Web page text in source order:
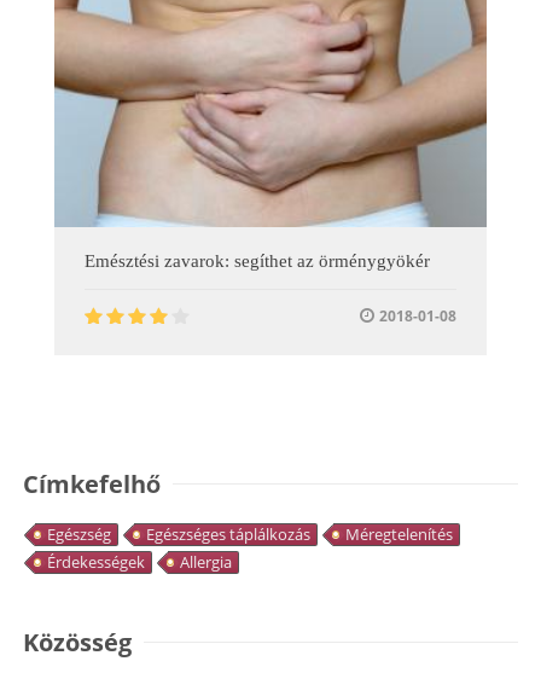
Emésztési zavarok: segíthet az örménygyökér
2018-01-08
Címkefelhő
Egészség Egészséges táplálkozás
Méregtelenítés
Érdekességek
Allergia
Közösség